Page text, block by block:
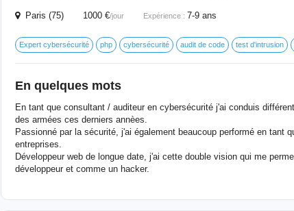
Paris (75) 1000 €/jour Expérience : 7-9 ans
Expert cybersécurité php cybersécurité audit de code test d'intrusion
En quelques mots
En tant que consultant / auditeur en cybersécurité j'ai conduis
des armées ces derniers annèes.
Passionné par la sécurité, j'ai également beaucoup performé en tant
entreprises.
Développeur web de longue date, j'ai cette double vision qui me
développeur et comme un hacker.